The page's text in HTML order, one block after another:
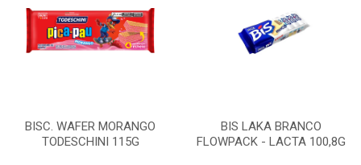
BISC. WAFER MORANGO
TODESCHINI 115G
BIS LAKA BRANCO
FLOWPACK - LACTA 100,8G